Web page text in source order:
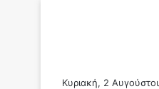
Κυριακή, 2